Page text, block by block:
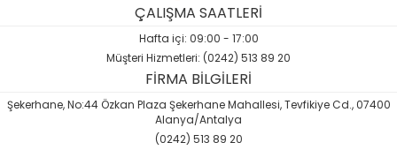
ÇALIŞMA SAATLERİ
Hafta içi: 09:00 - 17:00
Müşteri Hizmetleri: (0242) 513 89 20
FİRMA BİLGİLERİ
Şekerhane, No:44 Özkan Plaza Şekerhane Mahallesi, Tevfikiye Cd., 07400
Alanya/Antalya
(0242) 513 89 20